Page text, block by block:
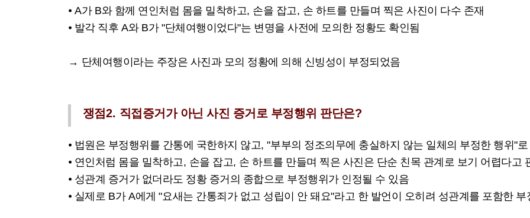
⦁ A가 B와 함께 연인처럼 몸을 밀착하고, 손을 잡고, 손 하트를 만들며 찍은 사진이 다수 존재
⦁ 발각 직후 A와 B가 "단체여행이었다"는 변명을 사전에 모의한 정황도 확인됨
→ 단체여행이라는 주장은 사진과 모의 정황에 의해 신빙성이 부정되었음
쟁점2. 직접증거가 아닌 사진 증거로 부정행위 판단은?
⦁ 법원은 부정행위를 간통에 국한하지 않고, "부부의 정조의무에 충실하지 않는 일체의 부정한 행위"
⦁ 연인처럼 몸을 밀착하고 , 손을 잡고, 손 하트를 만들며 찍은 사진은 단순 친목 관계로 보기 어렵다고
⦁ 성관계 증거가 없더라도 정황 증거의 종합으로 부정행위가 인정될 수 있음
⦁ 실제로 B가 A에게"요새는 간통죄가 없고 성립이 안 돼요"라고 한 발언이 오히려 성관계를 포함한